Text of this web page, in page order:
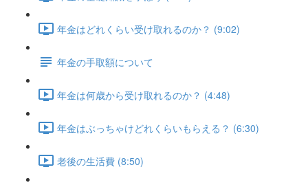
年金はどれくらい受け取れるのか？ (9:02)
年金の手取額について
年金は何歳から受け取れるのか？ (4:48)
年金はぶっちゃけどれくらいもらえる？ (6:30)
老後の生活費 (8:50)